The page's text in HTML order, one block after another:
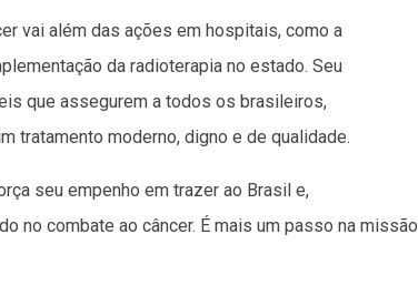
vai além das ações em hospitais, como a
da radioterapia no estado. Seu
que assegurem a todos os brasileiros,
tratamento moderno, digno e de qualidade.
seu empenho em trazer ao Brasil e,
no combate ao câncer. É mais um passo na missão